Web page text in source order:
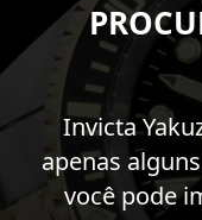
Invicta
apenas
você pode